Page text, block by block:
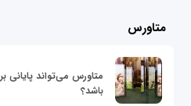
متاورس
متاورس می‌تواند
باشد؟